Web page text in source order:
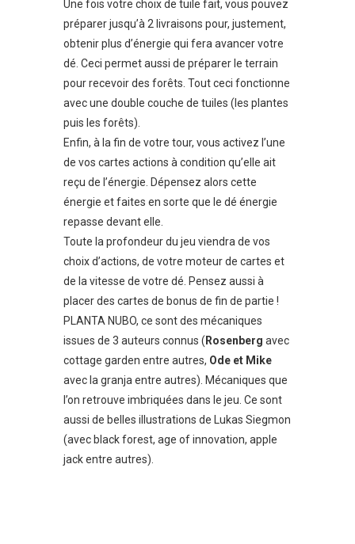
Une fois votre choix de tuile fait, vous pouvez
préparer jusqu’à 2 livraisons pour, justement,
obtenir plus d’énergie qui fera avancer votre
dé. Ceci permet aussi de préparer le terrain
pour recevoir des forêts. Tout ceci fonctionne
avec une double couche de tuiles (les plantes
puis les forêts).
Enfin, à la fin de votre tour, vous activez l’une
de vos cartes actions à condition qu’elle ait
reçu de l’énergie. Dépensez alors cette
énergie et faites en sorte que le dé énergie
repasse devant elle.
Toute la profondeur du jeu viendra de vos
choix d’actions, de votre moteur de cartes et
de la vitesse de votre dé. Pensez aussi à
placer des cartes de bonus de fin de partie !
PLANTA NUBO, ce sont des mécaniques
issues de 3 auteurs connus ( Rosenberg avec
cottage garden entre autres, Ode et Mike
avec la granja entre autres). Mécaniques que
l’on retrouve imbriquées dans le jeu. Ce sont
aussi de belles illustrations de Lukas Siegmon
(avec black forest, age of innovation, apple
jack entre autres).